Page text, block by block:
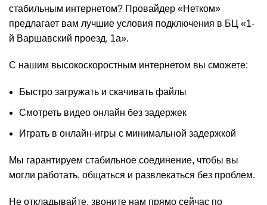
стабильным интернетом? Провайдер «Нетком»
предлагает вам лучшие условия подключения в БЦ «1-
й Варшавский проезд, 1а».
С нашим высокоскоростным интернетом вы сможете:
Быстро загружать и скачивать файлы
Смотреть видео онлайн без задержек
Играть в онлайн-игры с минимальной задержкой
Мы гарантируем стабильное соединение, чтобы вы
могли работать, общаться и развлекаться без проблем.
Не откладывайте, звоните нам прямо сейчас по